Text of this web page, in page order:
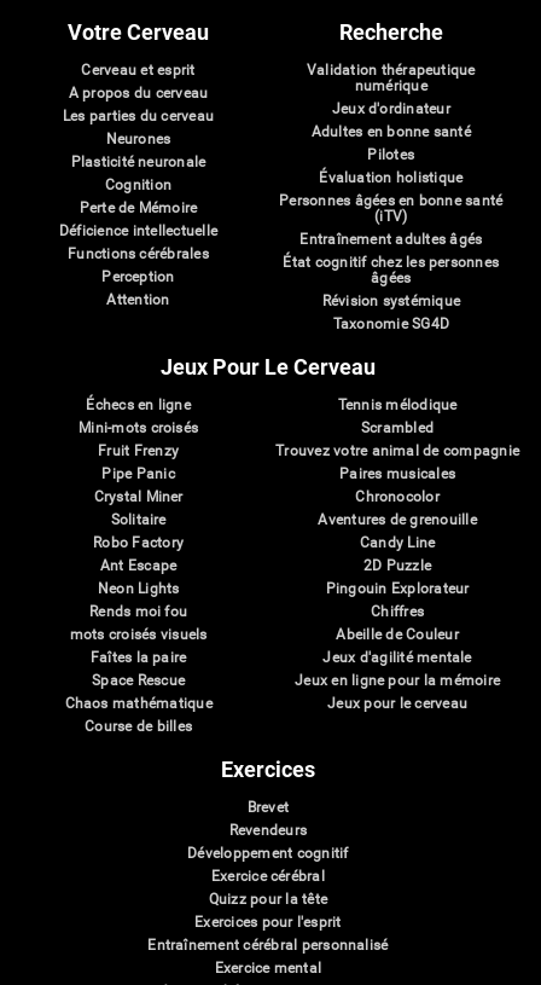
Votre Cerveau
Cerveau et esprit
A propos du cerveau
Les parties du cerveau
Neurones
Plasticité neuronale
Cognition
Perte de Mémoire
Déficience intellectuelle
Functions cérébrales
Perception
Attention
Recherche
Validation thérapeutique
numérique
Jeux d'ordinateur
Adultes en bonne santé
Pilotes
Évaluation holistique
Personnes âgées en bonne santé
(iTV)
Entraînement adultes âgés
État cognitif chez les personnes
âgées
Révision systémique
Taxonomie SG4D
Jeux Pour Le Cerveau
Échecs en ligne
Mini-mots croisés
Fruit Frenzy
Pipe Panic
Crystal Miner
Solitaire
Robo Factory
Ant Escape
Neon Lights
Rends moi fou
mots croisés visuels
Faîtes la paire
Space Rescue
Chaos mathématique
Course de billes
Tennis mélodique
Scrambled
Trouvez votre animal de compagnie
Paires musicales
Chronocolor
Aventures de grenouille
Candy Line
2D Puzzle
Pingouin Explorateur
Chiffres
Abeille de Couleur
Jeux d'agilité mentale
Jeux en ligne pour la mémoire
Jeux pour le cerveau
Exercices
Brevet
Revendeurs
Développement cognitif
Exercice cérébral
Quizz pour la tête
Exercices pour l'esprit
Entraînement cérébral personnalisé
Exercice mental